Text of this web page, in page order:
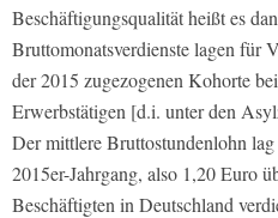
Beschäftigungsqualität heißt es
Bruttomonatsverdienste lagen für
der 2015 zugezogenen Kohorte
Erwerbstätigen [d.i. unter den
Der mittlere Bruttostundenlohn
2015er-Jahrgang, also 1,20 Euro
Beschäftigten in Deutschland